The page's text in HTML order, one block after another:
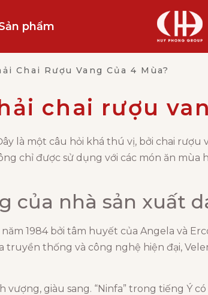
phẩm
Chai Rượu Vang Của 4 Mùa?
chai rượu
là một câu hỏi khá thú vị, bởi chai rượu
chỉ được sử dụng với các món ăn mùa
của nhà sản xuất
1984 bởi tâm huyết của Angela và
truyền thống và công nghệ hiện đại,
giàu sang. “Ninfa” trong tiếng Ý